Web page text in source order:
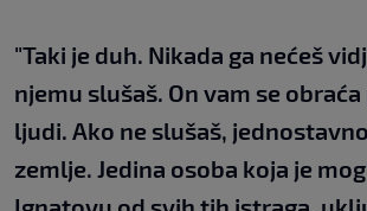
"Taki je duh. Nikada ga nećeš
njemu slušaš. On vam se
ljudi. Ako ne slušaš,
zemlje. Jedina osoba koja je